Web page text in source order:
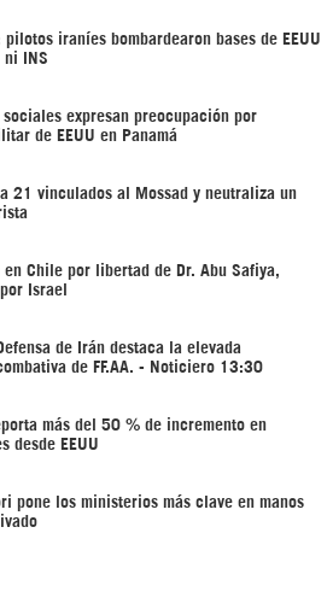
pilotos iraníes bombardearon bases de EEUU
ni INS
sociales expresan preocupación por
de EEUU en Panamá
a 21 vinculados al Mossad y neutraliza un
en Chile por libertad de Dr. Abu Safiya,
Israel
de Irán destaca la elevada
de FF.AA. - Noticiero 13:30
más del 50 % de incremento en
desde EEUU
pone los ministerios más clave en manos